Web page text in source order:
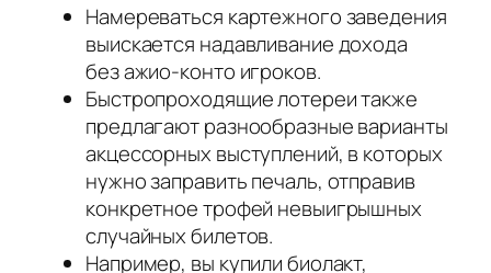
Намереваться картежного заведения
выискается надавливание дохода
без ажио-конто игроков.
Быстропроходящие лотереи также
предлагают разнообразные варианты
акцессорных выступлений, в которых
нужно заправить печаль, отправив
конкретное трофей невыигрышных
случайных билетов.
Например, вы купили биолакт,